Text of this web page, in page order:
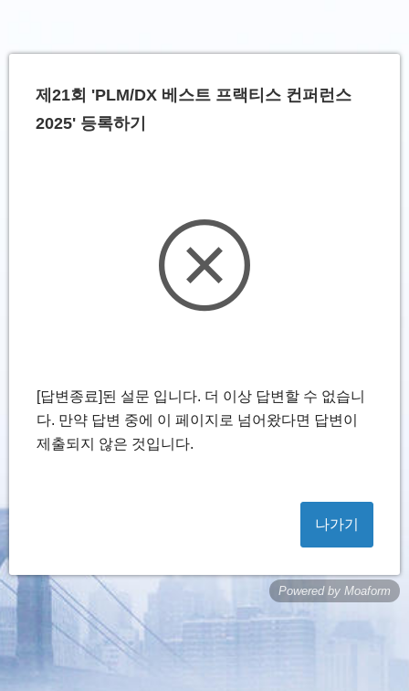
제21회 'PLM/DX 베스트 프랙티스 컨퍼런스
2025' 등록하기
[답변종료]된 설문 입니다. 더 이상 답변할 수 없습니
다. 만약 답변 중에 이 페이지로 넘어왔다면 답변이
제출되지 않은 것입니다.
나가기
Powered by Moaform